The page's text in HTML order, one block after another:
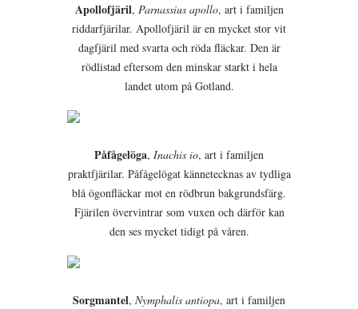
Apollofjäril, Parnassius apollo, art i familjen
riddarfjärilar. Apollofjäril är en mycket stor vit
dagfjäril med svarta och röda fläckar. Den är
rödlistad eftersom den minskar starkt i hela
landet utom på Gotland.
Påfågelöga, Inachis io, art i familjen
praktfjärilar. Påfågelögat kännetecknas av tydliga
blå ögonfläckar mot en rödbrun bakgrundsfärg.
Fjärilen övervintrar som vuxen och därför kan
den ses mycket tidigt på våren.
Sorgmantel, Nymphalis antiopa, art i familjen